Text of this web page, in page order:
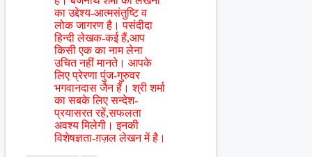
का उद्देश्य-आत्मसंतुष्टि व
लोक जागरण है। पसंदीदा
हिन्दी लेखक-कई हैं,आप
किसी एक का नाम लेना
उचित नहीं मानते। आपके
लिए प्रेरणा पुंज-गुरुवर
भगवानदास जैन हैं। श्री शर्मा
का सबके लिए सन्देश-
प्रयासरत रहें,सफलता
अवश्य मिलेगी। इनकी
विशेषज्ञता-ग़ज़ल लेखन में है।